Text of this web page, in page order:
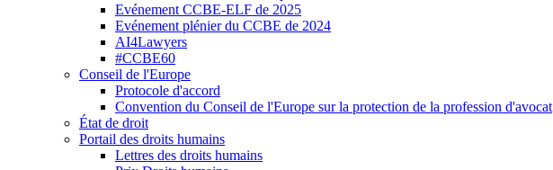
Evénement CCBE-ELF de 2025
Evénement plénier du CCBE de 2024
AI4Lawyers
#CCBE60
Conseil de l'Europe
Protocole d'accord
Convention du Conseil de l'Europe sur la protection de la profession d'avocat
État de droit
Portail des droits humains
Lettres des droits humains